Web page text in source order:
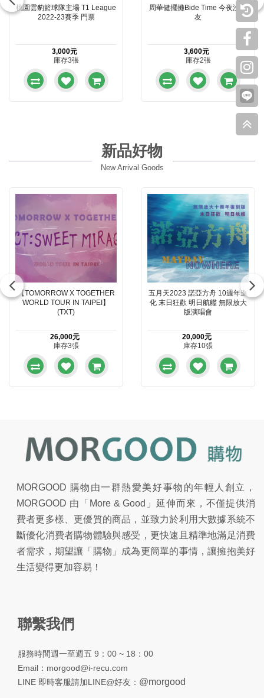
桃園雲豹籃球隊主場 T1 League
2022-23賽季 門票
3,000元
庫存3張
周華健擺攤Bide Time 今夜沒朋
友
3,600元
庫存2張
新品好物
New Arrival Goods
【TOMORROW X TOGETHER
WORLD TOUR IN TAIPEI】
(TXT)
26,000元
庫存3張
五月天2023 諾亞方舟 10週年進
化 末日狂歡 明日航艦 無限放大
版演唱會
20,000元
庫存10張
MORGOOD 購物由一群熱愛美好事物的年輕人創立，
MORGOOD 由「More & Good」延伸而來，不僅提供消
費者更多樣、更優質的商品，並致力於利用大數據系統不
斷優化消費者購物體驗與感受，更快速且精準地滿足消費
者需求，期望讓「購物」成為更簡單的事情，讓擁抱美好
生活變得更加容易！
聯繫我們
服務時間週一至週五 9：00 ~ 18：00
Email： morgood@i-recu.com
LINE 即時客服請加LINE@好友： @morgood